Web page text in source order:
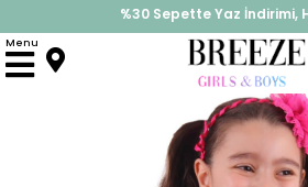
%30 Sepette Yaz İndirimi,
İndirimlere ek %10 İndirimi Kap,
Menu
Anasayfa Elbise Modelleri Uzun